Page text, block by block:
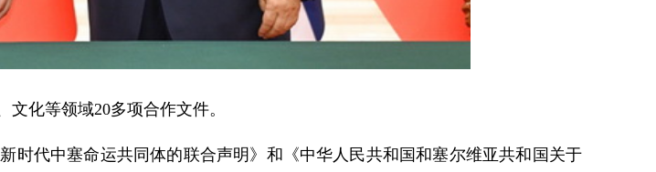
化等领域20多项合作文件。
时代中塞命运共同体的联合声明》和《中华人民共和国和塞尔维亚共和国关于